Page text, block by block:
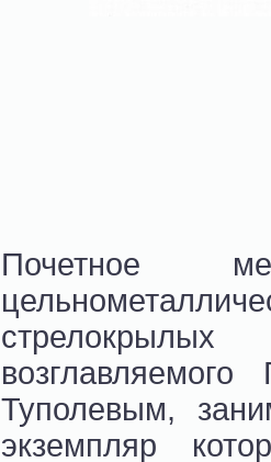
Почетное
стрелокрылых
Туполевым,
экземпляр